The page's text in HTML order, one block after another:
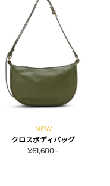
NEW
クロスボディバッグ
¥61,600 -